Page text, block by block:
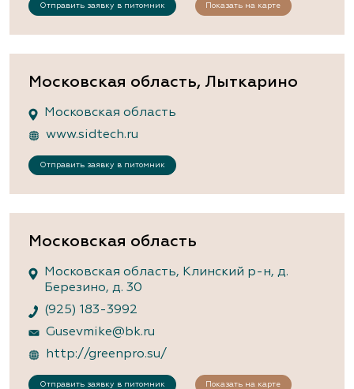
Отправить заявку в питомник Показать на карте
Московская область, Лыткарино
Московская область
www.sidtech.ru
Отправить заявку в питомник
Московская область
Московская область, Клинский р-н, д.
Березино, д. 30
(925) 183-3992
Gusevmike@bk.ru
http://greenpro.su/
Отправить заявку в питомник Показать на карте